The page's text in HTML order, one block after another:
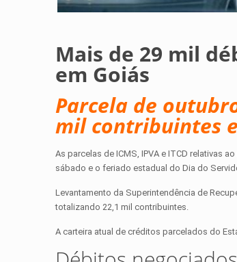
Mais de 29 mil
em Goiás
Parcela de
mil contribuintes
As parcelas de ICMS, IPVA e ITCD relativas
sábado e o feriado estadual do Dia do
Levantamento da Superintendência de
totalizando 22,1 mil contribuintes.
A carteira atual de créditos parcelados do